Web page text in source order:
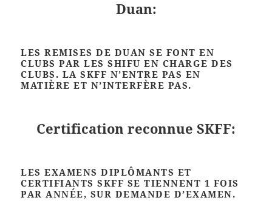
Duan:
LES REMISES DE DUAN SE FONT EN
CLUBS PAR LES SHIFU EN CHARGE DES
CLUBS. LA SKFF N’ENTRE PAS EN
MATIÈRE ET N’INTERFÈRE PAS.
Certification reconnue SKFF:
LES EXAMENS DIPLÔMANTS ET
CERTIFIANTS SKFF SE TIENNENT 1 FOIS
PAR ANNÉE, SUR DEMANDE D’EXAMEN.